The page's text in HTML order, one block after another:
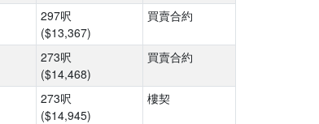
297呎
($13,367)
買賣合約
273呎
($14,468)
買賣合約
273呎
($14,945)
樓契